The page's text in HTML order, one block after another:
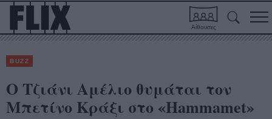
Αίθουσες
BUZZ
Ο Τζιάνι Αμέλιο θυμάται τον
Μπετίνο Κράξι στο «Hammamet»